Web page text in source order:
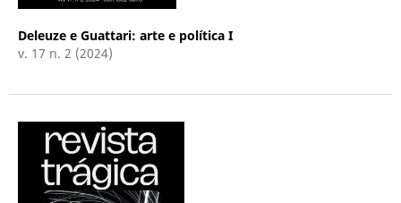
Deleuze e Guattari: arte e política I
v. 17 n. 2 (2024)